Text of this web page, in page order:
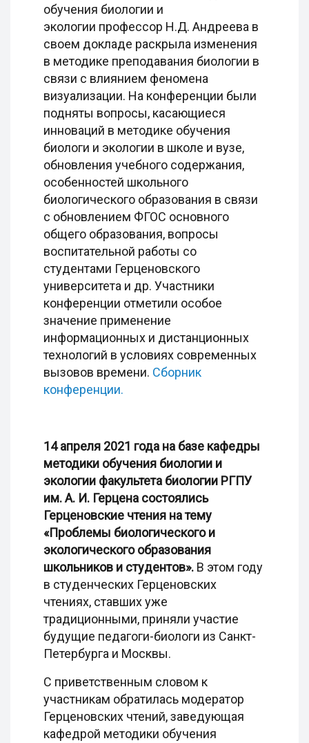
обучения биологии и
экологии профессор Н.Д. Андреева в
своем докладе раскрыла изменения
в методике преподавания биологии в
связи с влиянием феномена
визуализации. На конференции были
подняты вопросы, касающиеся
инноваций в методике обучения
биологи и экологии в школе и вузе,
обновления учебного содержания,
особенностей школьного
биологического образования в связи
с обновлением ФГОС основного
общего образования, вопросы
воспитательной работы со
студентами Герценовского
университета и др. Участники
конференции отметили особое
значение применение
информационных и дистанционных
технологий в условиях современных
вызовов времени. Сборник
конференции.
14 апреля 2021 года на базе кафедры
методики обучения биологии и
экологии факультета биологии РГПУ
им. А. И. Герцена состоялись
Герценовские чтения на тему
«Проблемы биологического и
экологического образования
школьников и студентов». В этом году
в студенческих Герценовских
чтениях, ставших уже
традиционными, приняли участие
будущие педагоги-биологи из Санкт-
Петербурга и Москвы.
С приветственным словом к
участникам обратилась модератор
Герценовских чтений, заведующая
кафедрой методики обучения